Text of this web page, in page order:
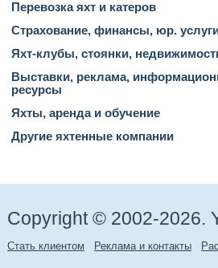
Перевозка яхт и катеров
Страхование, финансы, юр.
Яхт-клубы, стоянки,
Выставки, реклама,
ресурсы
Яхты, аренда и обучение
Другие яхтенные компании
Copyright © 2002-2026.
Стать клиентом Реклама и контакты